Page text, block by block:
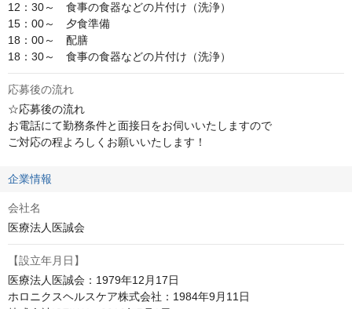
12：30～　食事の食器などの片付け（洗浄）
15：00～　夕食準備
18：00～　配膳
18：30～　食事の食器などの片付け（洗浄）
応募後の流れ
☆応募後の流れ
お電話にて勤務条件と面接日をお伺いいたしますので
ご対応の程よろしくお願いいたします！
企業情報
会社名
医療法人医誠会
【設立年月日】
医療法人医誠会：1979年12月17日
ホロニクスヘルスケア株式会社：1984年9月11日